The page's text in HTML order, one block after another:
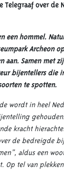
Telegraaf over de
een hommel.
Archeon
aan. Samen met
bijentellers die
te spotten.
wordt in heel
kracht
de bedreigde
aldus een
Op tel van